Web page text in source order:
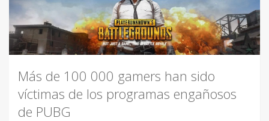
Más de 100 000 gamers han sido
víctimas de los programas engañosos
de PUBG